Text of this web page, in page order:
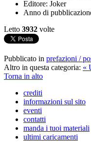
Editore: Joker
Anno di
Letto 3932 volte
Pubblicato in prefazioni /
Altro in questa categoria: «
Torna in alto
crediti
informazioni sul sito
eventi
contatti
manda i tuoi materiali
ultimi caricamenti